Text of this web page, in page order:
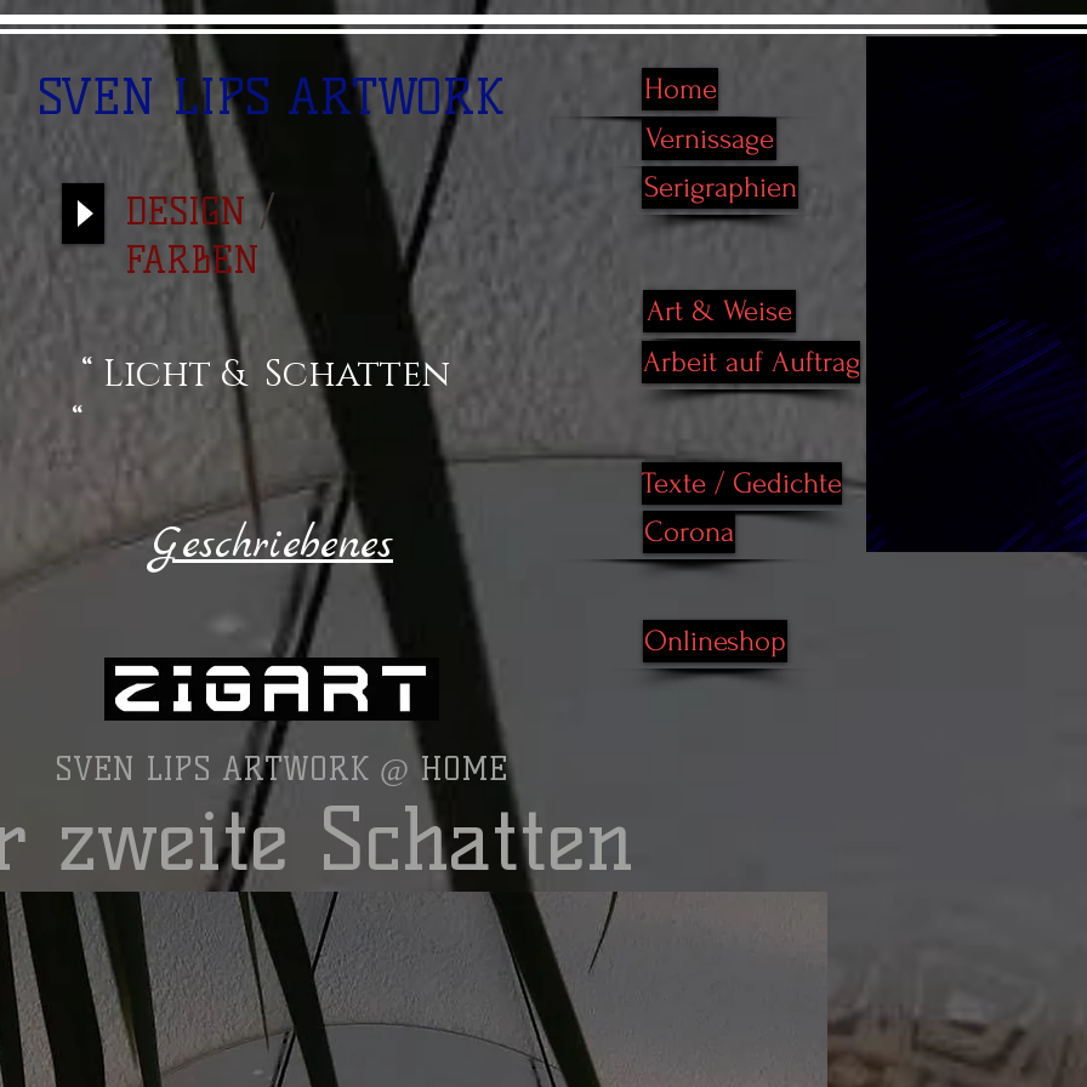
SVEN LIPS ARTWORK
DESIGN/
FARBEN
“ Licht & Schatten
“
Geschriebenes
Home
Vernissage
Serigraphien
Art & Weise
Arbeit auf Auftrag
Texte / Gedichte
Corona
Onlineshop
SVEN LIPS ARTWORK @ HOME
zweite Schatten